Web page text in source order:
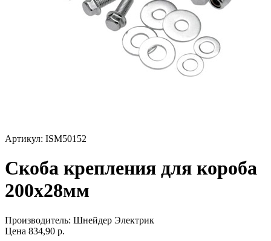
Артикул: ISM50152
Скоба крепления для короба
200х28мм
Производитель: Шнейдер Электрик
Цена 834,90 р.